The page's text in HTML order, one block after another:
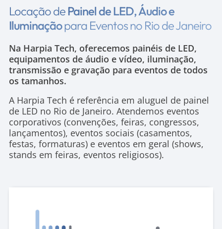
Locação dePainel de LED, Áudio e
Iluminaçãopara Eventos no Rio de Janeiro
Na Harpia Tech, oferecemos painéis de LED,
equipamentos de áudio e vídeo, iluminação,
transmissão e gravação para eventos de todos
os tamanhos.
A Harpia Tech é referência em aluguel de painel
de LED no Rio de Janeiro. Atendemos eventos
corporativos (convenções, feiras, congressos,
lançamentos), eventos sociais (casamentos,
festas, formaturas) e eventos em geral (shows,
stands em feiras, eventos religiosos).